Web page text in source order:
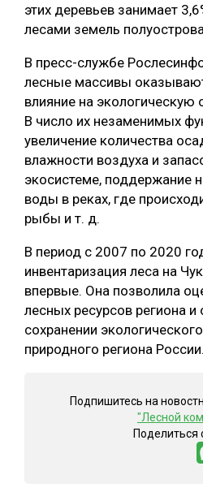
этих деревьев занимает
лесами земель
В пресс-службе
лесные массивы
влияние на экологическую
В число их незаменимых
увеличение количества
влажности воздуха и
экосистеме, поддержание
воды в реках, где
рыбы и т. д.
В период с 2007 по 2020
инвентаризация леса на
впервые. Она позволила
лесных ресурсов региона и
сохранении
природного региона России.
Подпишитесь на
"Лесной
Поделиться